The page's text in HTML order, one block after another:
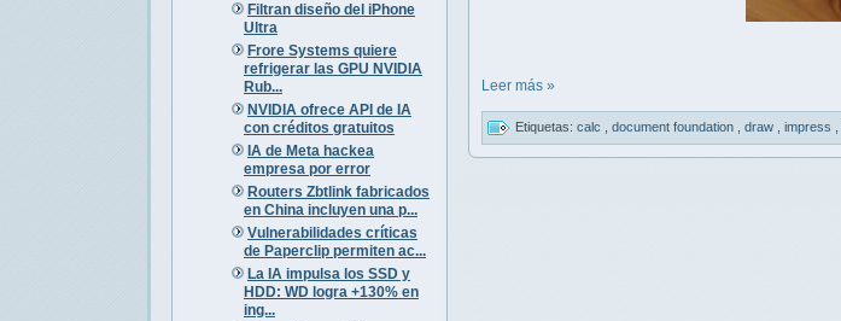
Filtran diseño del iPhone
Ultra
Frore Systems quiere
refrigerar las GPU NVIDIA
Rub...
NVIDIA ofrece API de IA
con créditos gratuitos
IA de Meta hackea
empresa por error
Routers Zbtlink fabricados
en China incluyen una p...
Vulnerabilidades críticas
de Paperclip permiten ac...
La IA impulsa los SSD y
HDD: WD logra +130% en
ing...
Leer más »
Etiquetas: calc document foundation draw impress